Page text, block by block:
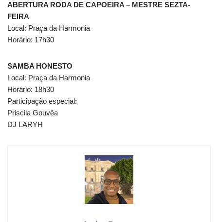
ABERTURA RODA DE CAPOEIRA – MESTRE SEZTA-
FEIRA
Local: Praça da Harmonia
Horário: 17h30
SAMBA HONESTO
Local: Praça da Harmonia
Horário: 18h30
Participação especial:
Priscila Gouvêa
DJ LARYH